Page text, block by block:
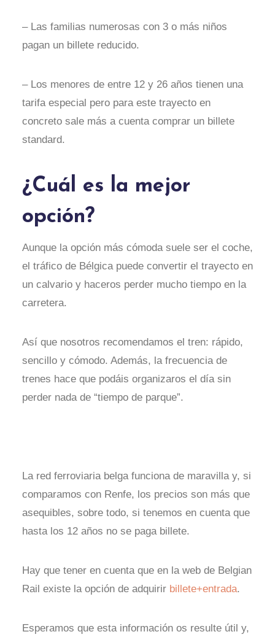
– Las familias numerosas con 3 o más niños
pagan un billete reducido.
– Los menores de entre 12 y 26 años tienen una
tarifa especial pero para este trayecto en
concreto sale más a cuenta comprar un billete
standard.
¿Cuál es la mejor
opción?
Aunque la opción más cómoda suele ser el coche,
el tráfico de Bélgica puede convertir el trayecto en
un calvario y haceros perder mucho tiempo en la
carretera.
Así que nosotros recomendamos el tren: rápido,
sencillo y cómodo. Además, la frecuencia de
trenes hace que podáis organizaros el día sin
perder nada de “tiempo de parque”.
La red ferroviaria belga funciona de maravilla y, si
comparamos con Renfe, los precios son más que
asequibles, sobre todo, si tenemos en cuenta que
hasta los 12 años no se paga billete.
Hay que tener en cuenta que en la web de Belgian
Rail existe la opción de adquirir billete+entrada.
Esperamos que esta información os resulte útil y,